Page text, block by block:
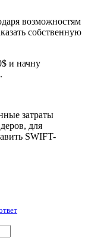
возможностям
собственную
и начну
затраты
для
SWIFT-